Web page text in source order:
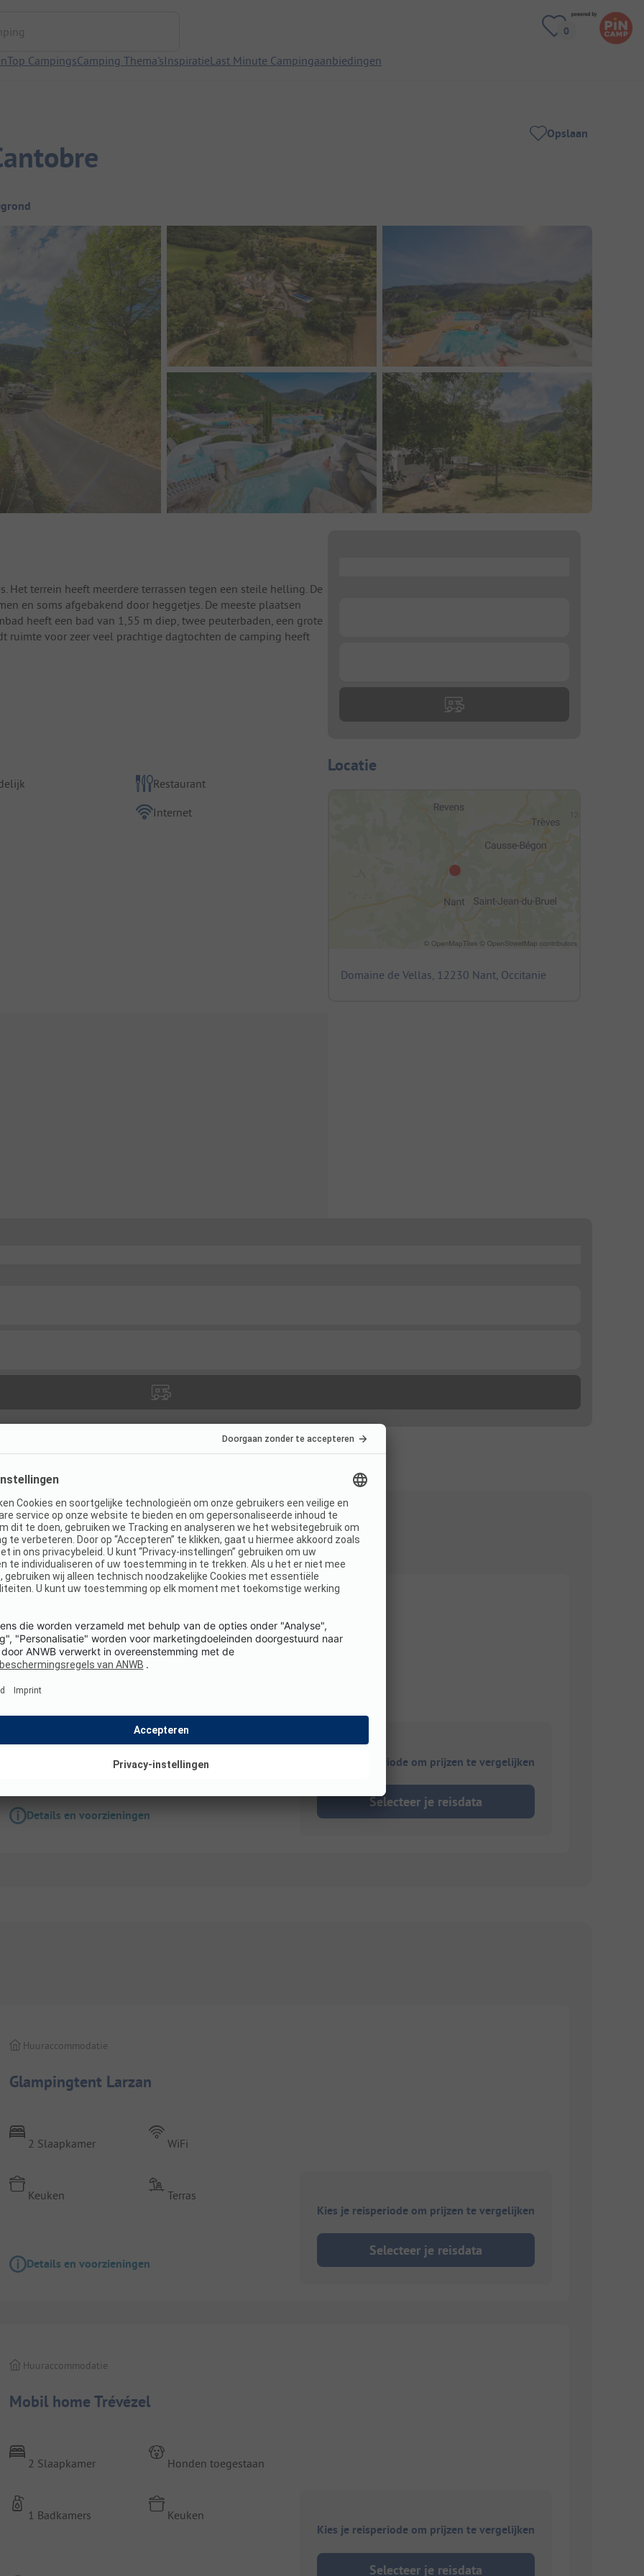
Top CampingsCamping Thema'sInspiratieLast Minute Campingaanbiedingen
Opslaan
Het terrein heeft meerdere terrassen tegen een steile helling. De
en soms afgebakend door heggetjes. De meeste plaatsen
heeft een bad van 1,55 m diep, twee peuterbaden, een grote
ruimte voor zeer veel prachtige dagtochten de camping heeft
Restaurant
Internet
Locatie
Domaine de Vellas, 12230 Nant, Occitanie
(11)
Kampeerplaats incl. 2 pers, elektra en auto
Toegankelijk voor
gehandicapten
Details en voorzieningen
Kies je reisperiode om prijzen te vergelijken
Selecteer je reisdata
Glampingtent Larzan
Huuraccommodatie
2 Slaapkamer
Keuken
WiFi
Terras
Details en voorzieningen
Kies je reisperiode om prijzen te vergelijken
Selecteer je reisdata
Mobil home Trévézel
Huuraccommodatie
2 Slaapkamer
1 Badkamers
Honden toegestaan
Keuken
Kies je reisperiode om prijzen te vergelijken
Selecteer je reisdata